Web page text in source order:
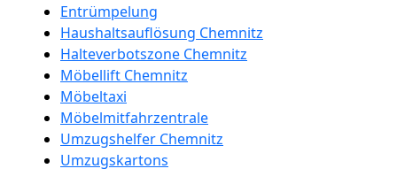
Entrümpelung
Haushaltsauflösung Chemnitz
Halteverbotszone Chemnitz
Möbellift Chemnitz
Möbeltaxi
Möbelmitfahrzentrale
Umzugshelfer Chemnitz
Umzugskartons